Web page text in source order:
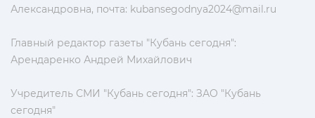
Александровна, почта: kubansegodnya2024@mail.ru
Главный редактор газеты "Кубань сегодня":
Арендаренко Андрей Михайлович
Учредитель СМИ "Кубань сегодня": ЗАО "Кубань
сегодня"